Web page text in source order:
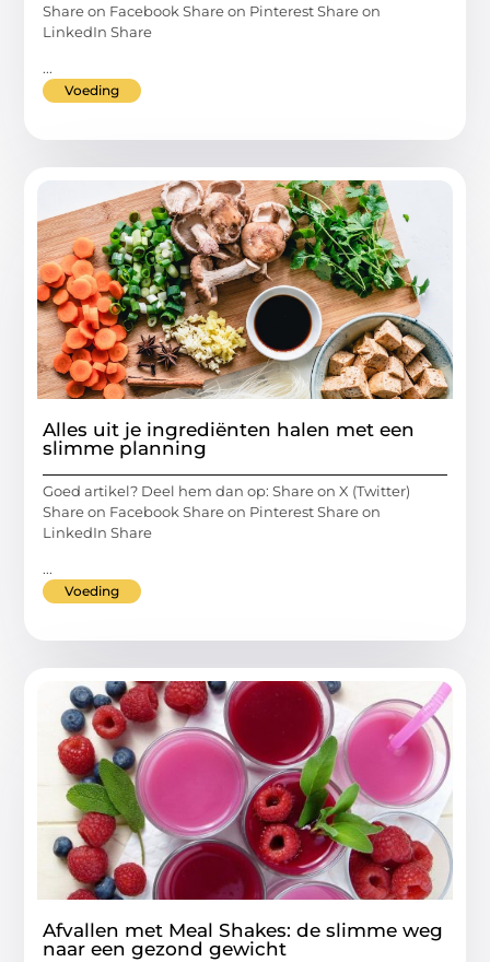
Share on Facebook Share on Pinterest Share on
LinkedIn Share
...
Voeding
Alles uit je ingrediënten halen met een
slimme planning
Goed artikel? Deel hem dan op: Share on X (Twitter)
Share on Facebook Share on Pinterest Share on
LinkedIn Share
...
Voeding
Afvallen met Meal Shakes: de slimme weg
naar een gezond gewicht